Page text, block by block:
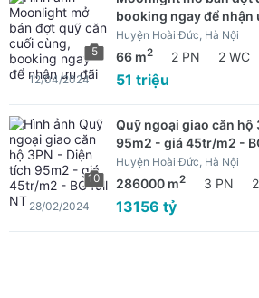
5
booking ngay để nhận
Huyện Hoài Đức, Hà Nội
66 m2 2 PN 2 WC
51 triệu
12/04/2024
10
Quỹ ngoại giao căn hộ
95m2 - giá 45tr/m2 -
Huyện Hoài Đức, Hà Nội
286000 m2 3 PN
13156 tỷ
28/02/2024